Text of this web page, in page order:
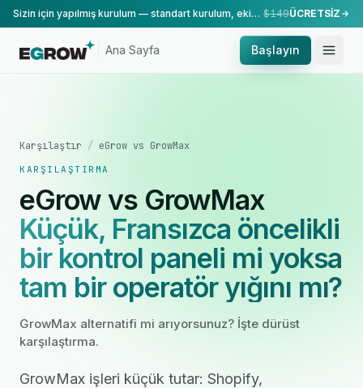
Sizin için yapılmış kurulum — standart kurulum, ekibimiz tarafından yapılır. $149ÜCRETSİZ
Ana Sayfa Başlayın
Karşılaştır / eGrow vs GrowMax
KARŞILAŞTIRMA
eGrow vs GrowMax
Küçük, Fransızca öncelikli
bir kontrol paneli mi yoksa
tam bir operatör yığını mı?
GrowMax alternatifi mi arıyorsunuz? İşte dürüst
karşılaştırma.
GrowMax işleri küçük tutar: Shopify,